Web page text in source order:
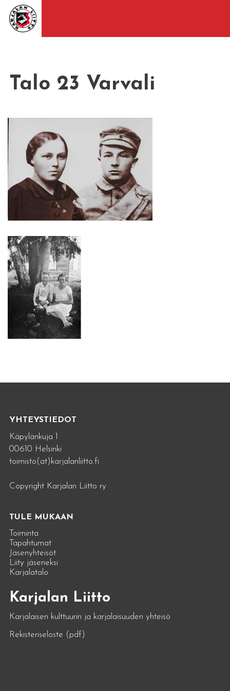
Talo 23 Varvali
YHTEYSTIEDOT
Käpylänkuja 1
00610 Helsinki
toimisto(at)karjalanliitto.fi
Copyright Karjalan Liitto ry
TULE MUKAAN
Toiminta
Tapahtumat
Jäsenyhteisöt
Liity jäseneksi
Karjalatalo
Karjalan Liitto
Karjalaisen kulttuurin ja karjalaisuuden yhteisö
Rekisteriseloste (pdf)